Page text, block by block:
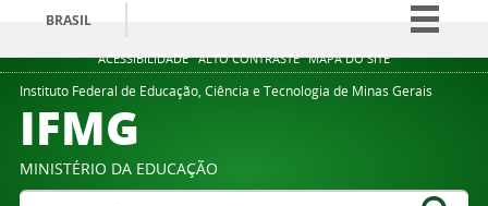
ACESSIBILIDADE ALTO CONTRASTE MAPA DO SITE
BRASIL
Simplifique!
Comunica BR
Legislação
Instituto Federal de Educação, Ciência e Tecnologia de Minas Gerais
IFMG
MINISTÉRIO DA EDUCAÇÃO
Buscar no portal